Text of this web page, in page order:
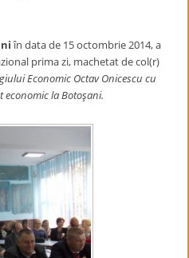
în data de 15 octombrie 2014, a
prima zi, machetat de col(r)
Economic Octav Onicescu cu
economic la Botoşani.